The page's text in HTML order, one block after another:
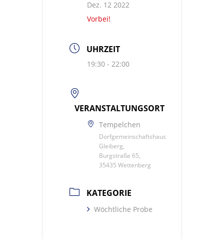
Dez. 12 2022
Vorbei!
UHRZEIT
19:30 - 22:00
VERANSTALTUNGSORT
Tempelchen
Dorfgemeinschaftshaus
Gleiberg,
Burgstraße 65,
35435 Wettenberg
KATEGORIE
Wöchtliche Probe